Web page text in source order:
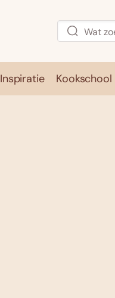
Inspiratie Kookschool